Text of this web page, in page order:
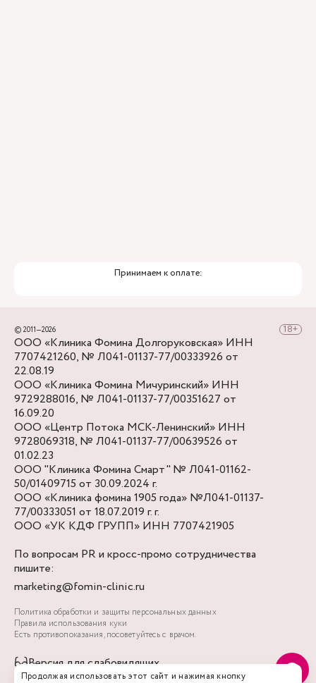
Принимаем к оплате:
© 2011—2026
ООО «Клиника Фомина Долгоруковская» ИНН
7707421260, № Л041-01137-77/00333926 от
22.08.19
ООО «Клиника Фомина Мичуринский» ИНН
9729288016, № Л041-01137-77/00351627 от
16.09.20
ООО «Центр Потока МСК-Ленинский» ИНН
9728069318, № Л041-01137-77/00639526 от
01.02.23
ООО "Клиника Фомина Смарт" № Л041-01162-
50/01409715 от 30.09.2024 г.
ООО «Клиника фомина 1905 года» №Л041-01137-
77/00333051 от 18.07.2019 г. г.
ООО «УК КДФ ГРУПП» ИНН 7707421905
По вопросам PR и кросс-промо сотрудничества
пишите:
marketing@fomin-clinic.ru
Политика обработки и защиты персональных данных
Правила использования куки
Есть противопоказания, посоветуйтесь с врачом.
Версия для слабовидящих
Продолжая использовать этот сайт и нажимая кнопку